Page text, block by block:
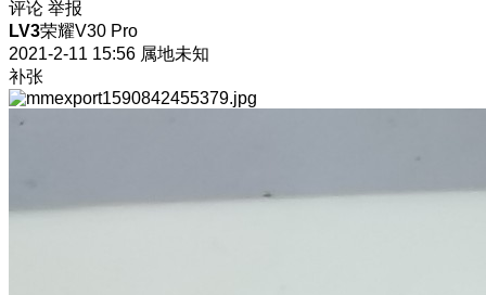
评论 举报
LV3荣耀V30 Pro
2021-2-11 15:56 属地未知
补张